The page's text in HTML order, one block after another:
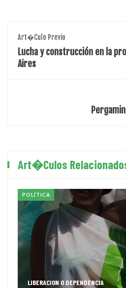
Art�culo Previo
Lucha y construcción en la
Aires
Art�culos
POLÍTICA
LIBERACION O DEPENDENCIA